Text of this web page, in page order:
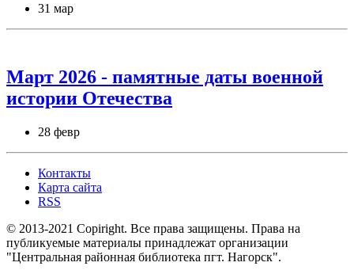
31 мар
Март 2026 - памятные даты военной
истории Отечества
28 февр
Контакты
Карта сайта
RSS
© 2013-2021 Copiright. Все права защищены. Права на
публикуемые материалы принадлежат организации
"Центральная районная библиотека пгт. Нагорск".